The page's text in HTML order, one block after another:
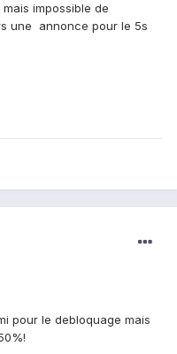
impossible de
une annonce pour le 5s
pour le debloquage mais